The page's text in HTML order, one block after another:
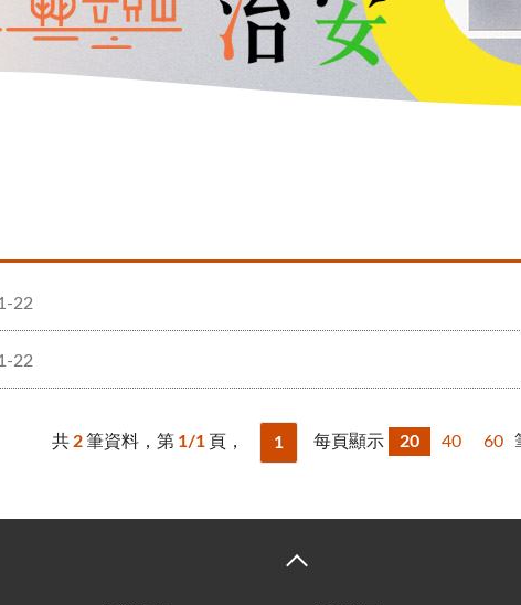
22
22
共 2 筆資料，第 1/1 頁， 1 每頁顯示 20 40 60